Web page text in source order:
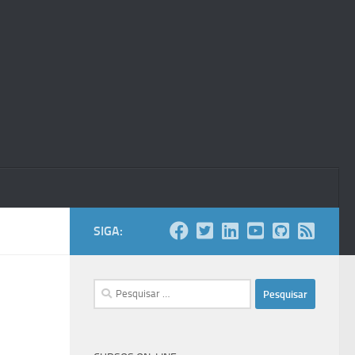
SIGA:
Pesquisar
por: